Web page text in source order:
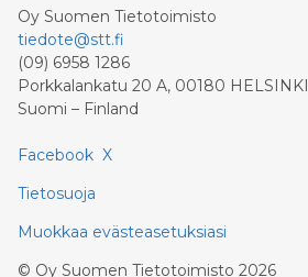
Oy Suomen Tietotoimisto
tiedote@stt.fi
(09) 6958 1286
Porkkalankatu 20 A, 00180 HELSINKI
Suomi – Finland
Facebook X
Tietosuoja
Muokkaa evästeasetuksiasi
© Oy Suomen Tietotoimisto 2026